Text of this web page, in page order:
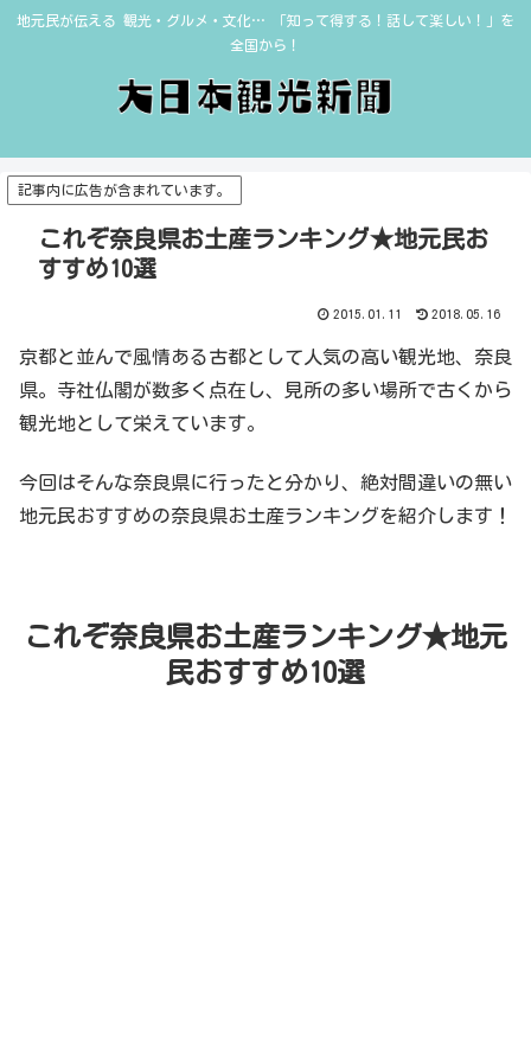
地元民が伝える 観光・グルメ・文化… 「知って得する！話して楽しい！」を
全国から！
記事内に広告が含まれています。
これぞ奈良県お土産ランキング★地元民お
すすめ10選
2015.01.11 2018.05.16
京都と並んで風情ある古都として人気の高い観光地、奈良
県。寺社仏閣が数多く点在し、見所の多い場所で古くから
観光地として栄えています。
今回はそんな奈良県に行ったと分かり、絶対間違いの無い
地元民おすすめの奈良県お土産ランキングを紹介します！
これぞ奈良県お土産ランキング★地元
民おすすめ10選